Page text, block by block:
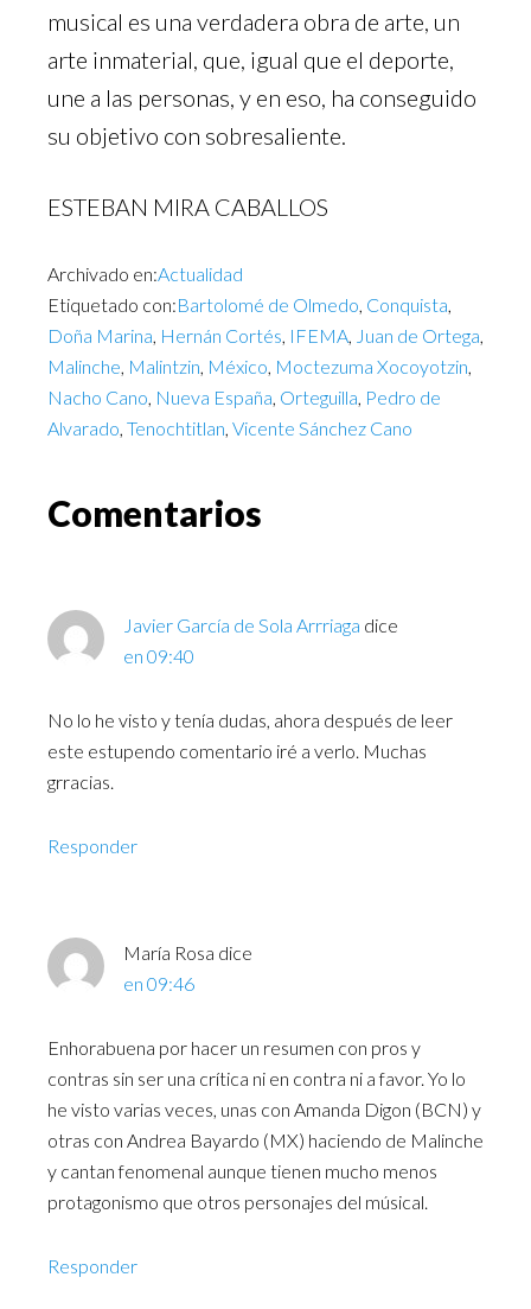
musical es una verdadera obra de arte, un
arte inmaterial, que, igual que el deporte,
une a las personas, y en eso, ha conseguido
su objetivo con sobresaliente.
ESTEBAN MIRA CABALLOS
Archivado en:Actualidad
Etiquetado con:Bartolomé de Olmedo, Conquista,
Doña Marina, Hernán Cortés, IFEMA, Juan de Ortega,
Malinche, Malintzin, México, Moctezuma Xocoyotzin,
Nacho Cano, Nueva España, Orteguilla, Pedro de
Alvarado, Tenochtitlan, Vicente Sánchez Cano
Comentarios
Javier García de Sola Arrriaga dice
en 09:40
No lo he visto y tenía dudas, ahora después de leer
este estupendo comentario iré a verlo. Muchas
grracias.
Responder
María Rosa dice
en 09:46
Enhorabuena por hacer un resumen con pros y
contras sin ser una crítica ni en contra ni a favor. Yo lo
he visto varias veces, unas con Amanda Digon (BCN) y
otras con Andrea Bayardo (MX) haciendo de Malinche
y cantan fenomenal aunque tienen mucho menos
protagonismo que otros personajes del músical.
Responder